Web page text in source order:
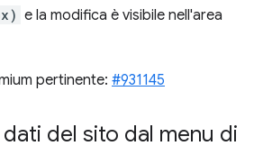
e la modifica è visibile nell'area
pertinente: #931145
del sito dal menu di